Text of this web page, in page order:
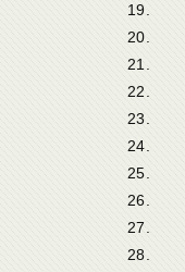
19.
20.
21.
22.
23.
24.
25.
26.
27.
28.